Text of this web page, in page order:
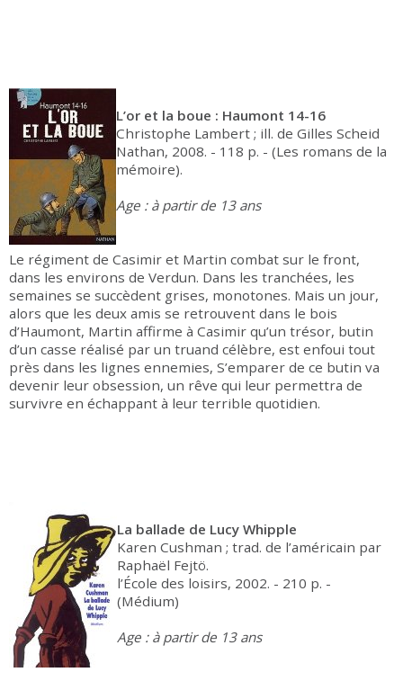
L’or et la boue : Haumont 14-16
Christophe Lambert ; ill. de Gilles Scheid
Nathan, 2008. - 118 p. - (Les romans de la
mémoire).
Age : à partir de 13 ans
Le régiment de Casimir et Martin combat sur le front,
dans les environs de Verdun. Dans les tranchées, les
semaines se succèdent grises, monotones. Mais un jour,
alors que les deux amis se retrouvent dans le bois
d’Haumont, Martin affirme à Casimir qu’un trésor, butin
d’un casse réalisé par un truand célèbre, est enfoui tout
près dans les lignes ennemies, S’emparer de ce butin va
devenir leur obsession, un rêve qui leur permettra de
survivre en échappant à leur terrible quotidien.
La ballade de Lucy Whipple
Karen Cushman ; trad. de l’américain par
Raphaël Fejtö.
l’École des loisirs, 2002. - 210 p. -
(Médium)
Age : à partir de 13 ans